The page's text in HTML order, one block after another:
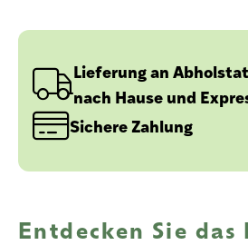
Lieferung an
nach Hause und
Sichere Zahlung
Entdecken Sie